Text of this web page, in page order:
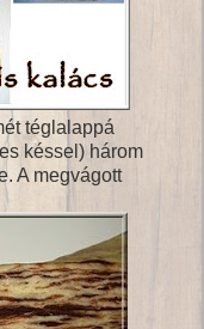
téglalappá
késsel) három
A megvágott